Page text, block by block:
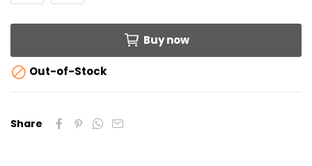
Buy now
 Out-of-Stock
Share